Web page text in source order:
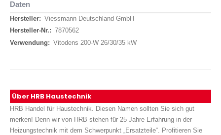
Daten
Daten
Viessmann Deutschland GmbH
7870562
Vitodens 200-W 26/30/35 kW
Über HRB Haustechnik
HRB Handel für Haustechnik. Diesen Namen sollten Sie sich gut
merken! Denn wir von HRB stehen für 25 Jahre Erfahrung in der
Heizungstechnik mit dem Schwerpunkt „Ersatzteile“. Profitieren Sie